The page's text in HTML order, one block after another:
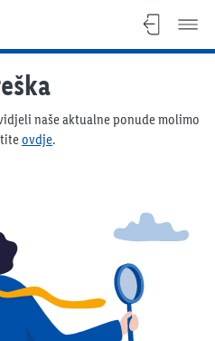
naše aktualne ponude molimo
ovdje.